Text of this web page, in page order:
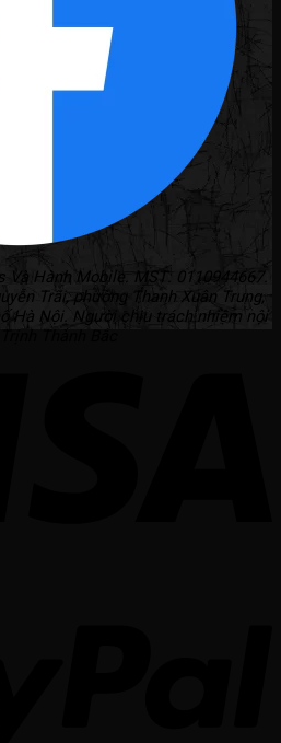
Và Hành Mobile. MST: 0110944667.
Trãi, phường Thanh Xuân Trung,
Hà Nội. Người chịu trách nhiệm nội
Thành Bắc